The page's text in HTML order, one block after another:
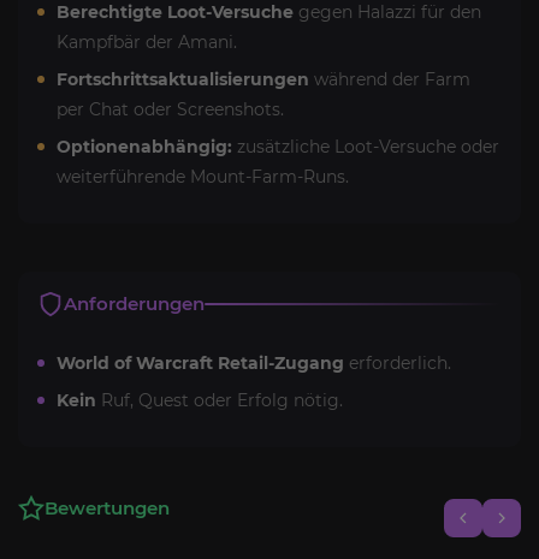
Berechtigte Loot-Versuche gegen Halazzi für den
Kampfbär der Amani.
Fortschrittsaktualisierungen während der Farm
per Chat oder Screenshots.
Optionenabhängig: zusätzliche Loot-Versuche oder
weiterführende Mount-Farm-Runs.
Anforderungen
World of Warcraft Retail-Zugang erforderlich.
Kein Ruf, Quest oder Erfolg nötig.
Bewertungen